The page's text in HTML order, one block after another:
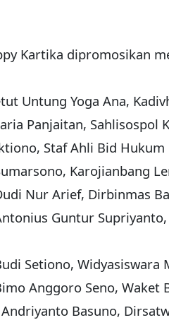
Kartika dipromosikan
Untung Yoga Ana,
Panjaitan, Sahlisospol
Staf Ahli Bid Hukum
Karojianbang
Nur Arief, Dirbinmas
Guntur
Setiono, Widyasiswara
Anggoro Seno, Waket
Basuno,